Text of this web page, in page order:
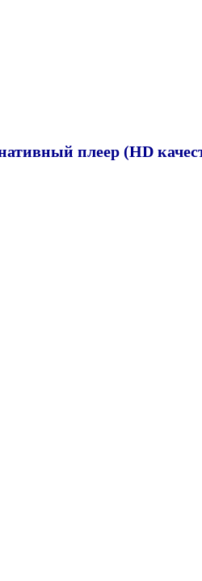
плеер (HD